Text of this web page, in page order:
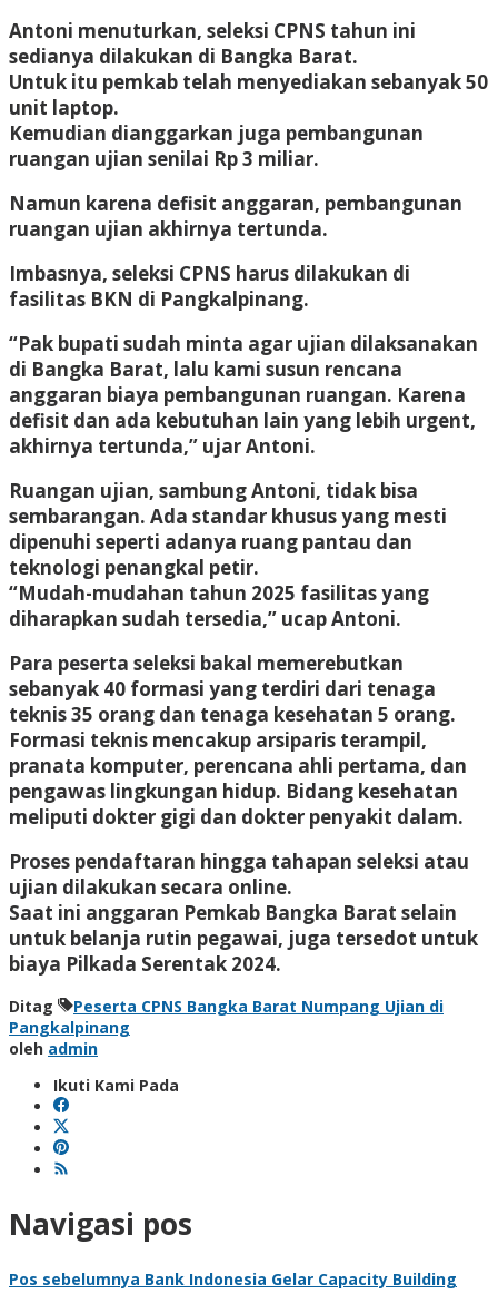
Antoni menuturkan, seleksi CPNS tahun ini
sedianya dilakukan di Bangka Barat.
Untuk itu pemkab telah menyediakan sebanyak 50
unit laptop.
Kemudian dianggarkan juga pembangunan
ruangan ujian senilai Rp 3 miliar.
Namun karena defisit anggaran, pembangunan
ruangan ujian akhirnya tertunda.
Imbasnya, seleksi CPNS harus dilakukan di
fasilitas BKN di Pangkalpinang.
“Pak bupati sudah minta agar ujian dilaksanakan
di Bangka Barat, lalu kami susun rencana
anggaran biaya pembangunan ruangan. Karena
defisit dan ada kebutuhan lain yang lebih urgent,
akhirnya tertunda,” ujar Antoni.
Ruangan ujian, sambung Antoni, tidak bisa
sembarangan. Ada standar khusus yang mesti
dipenuhi seperti adanya ruang pantau dan
teknologi penangkal petir.
“Mudah-mudahan tahun 2025 fasilitas yang
diharapkan sudah tersedia,” ucap Antoni.
Para peserta seleksi bakal memerebutkan
sebanyak 40 formasi yang terdiri dari tenaga
teknis 35 orang dan tenaga kesehatan 5 orang.
Formasi teknis mencakup arsiparis terampil,
pranata komputer, perencana ahli pertama, dan
pengawas lingkungan hidup. Bidang kesehatan
meliputi dokter gigi dan dokter penyakit dalam.
Proses pendaftaran hingga tahapan seleksi atau
ujian dilakukan secara online.
Saat ini anggaran Pemkab Bangka Barat selain
untuk belanja rutin pegawai, juga tersedot untuk
biaya Pilkada Serentak 2024.
Ditag
Peserta CPNS Bangka Barat Numpang Ujian di
Pangkalpinang
oleh admin
Ikuti Kami Pada
Navigasi pos
Pos sebelumnya Bank Indonesia Gelar Capacity Building